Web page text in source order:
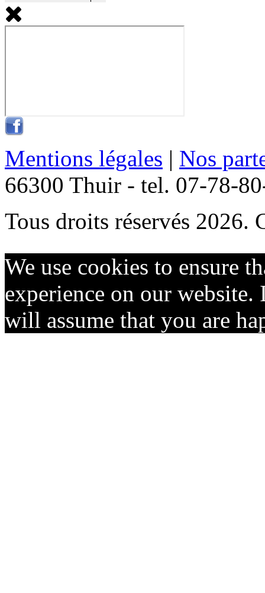
Mentions légales | Nos
66300 Thuir - tel. 07-78-
Tous droits réservés 2026.
We use cookies to ensure
experience on our
will assume that you are